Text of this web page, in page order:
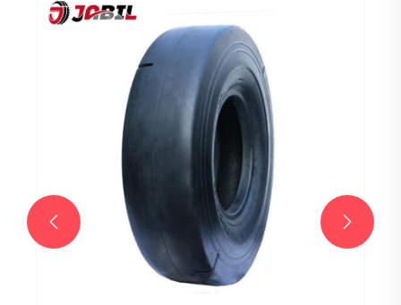
 